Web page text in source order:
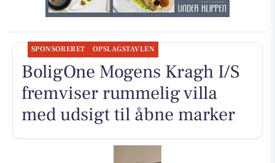
SPONSORERET OPSLAGSTAVLEN
BoligOne Mogens Kragh I/S
fremviser rummelig villa
med udsigt til åbne marker